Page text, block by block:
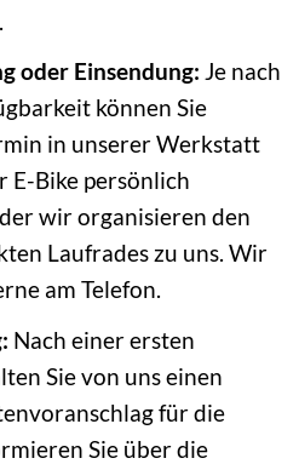
oder Einsendung: Je nach
können Sie
in unserer Werkstatt
E-Bike persönlich
wir organisieren den
Laufrades zu uns. Wir
am Telefon.
Nach einer ersten
Sie von uns einen
für die
Sie über die